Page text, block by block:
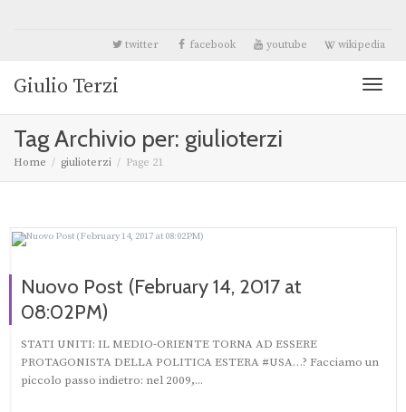
twitter facebook youtube wikipedia
Giulio Terzi
Tag Archivio per: giulioterzi
Home giulioterzi Page 21
Nuovo Post (February 14, 2017 at
08:02PM)
STATI UNITI: IL MEDIO-ORIENTE TORNA AD ESSERE
PROTAGONISTA DELLA POLITICA ESTERA #USA…? Facciamo un
piccolo passo indietro: nel 2009,...